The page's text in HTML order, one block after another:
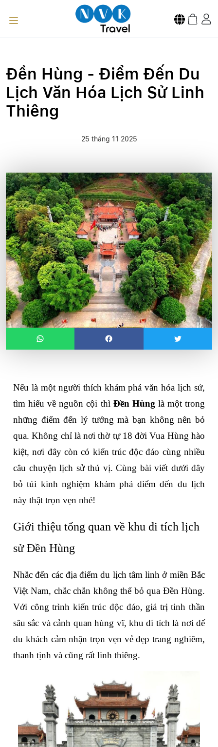
Đền Hùng - Điểm Đến Du
Lịch Văn Hóa Lịch Sử Linh
Thiêng
25 tháng 11 2025
Nếu là một người thích khám phá văn hóa lịch sử,
tìm hiểu về nguồn cội thì Đền Hùng là một trong
những điểm đến lý tưởng mà bạn không nên bỏ
qua. Không chỉ là nơi thờ tự 18 đời Vua Hùng hào
kiệt, nơi đây còn có kiến trúc độc đáo cùng nhiều
câu chuyện lịch sử thú vị. Cùng bài viết dưới đây
bỏ túi kinh nghiệm khám phá điểm đến du lịch
này thật trọn vẹn nhé!
Giới thiệu tổng quan về khu di tích lịch
sử Đền Hùng
Nhắc đến các địa điểm du lịch tâm linh ở miền Bắc
Việt Nam, chắc chắn không thể bỏ qua Đền Hùng.
Với công trình kiến trúc độc đáo, giá trị tinh thần
sâu sắc và cảnh quan hùng vĩ, khu di tích là nơi để
du khách cảm nhận trọn vẹn vẻ đẹp trang nghiêm,
thanh tịnh và cũng rất linh thiêng.